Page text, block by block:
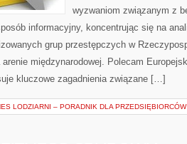
wyzwaniom związanym z
informacyjny, koncentrując się na
grup przestępczych w
międzynarodowej. Polecam
kluczowe zagadnienia związane […]
LODZIARNI – PORADNIK DLA PRZEDSIĘBIORCÓW